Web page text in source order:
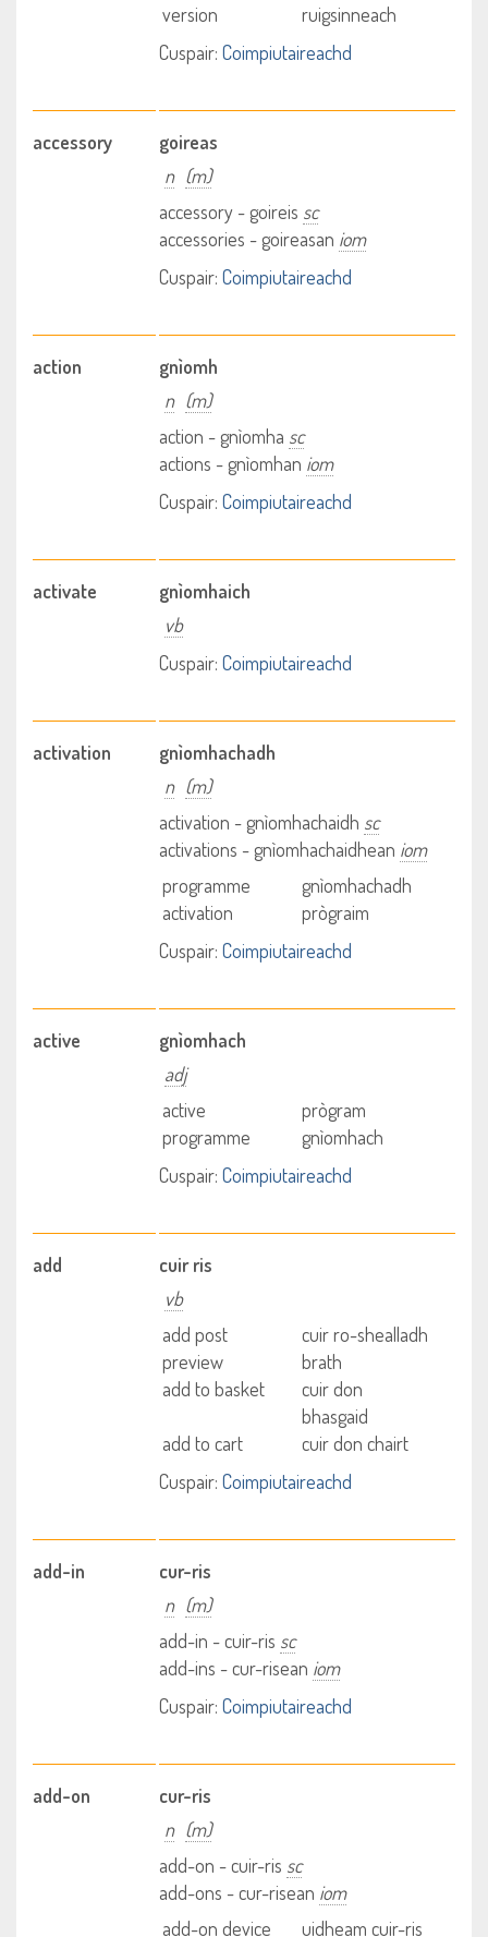
version
ruigsinneach
Cuspair: Coimpiutaireachd
accessory
goireas
n (m)
accessory - goireis sc
accessories - goireasan iom
Cuspair: Coimpiutaireachd
action
gnìomh
n (m)
action - gnìomha sc
actions - gnìomhan iom
Cuspair: Coimpiutaireachd
activate
gnìomhaich
vb
Cuspair: Coimpiutaireachd
activation
gnìomhachadh
n (m)
activation - gnìomhachaidh sc
activations - gnìomhachaidhean iom
programme
activation
gnìomhachadh
prògraim
Cuspair: Coimpiutaireachd
active
gnìomhach
adj
active
programme
prògram
gnìomhach
Cuspair: Coimpiutaireachd
add
cuir ris
vb
add post
preview
cuir ro-shealladh
brath
add to basket
cuir don
bhasgaid
add to cart
cuir don chairt
Cuspair: Coimpiutaireachd
add-in
cur-ris
n (m)
add-in - cuir-ris sc
add-ins - cur-risean iom
Cuspair: Coimpiutaireachd
add-on
cur-ris
n (m)
add-on - cuir-ris sc
add-ons - cur-risean iom
add-on device
uidheam cuir-ris